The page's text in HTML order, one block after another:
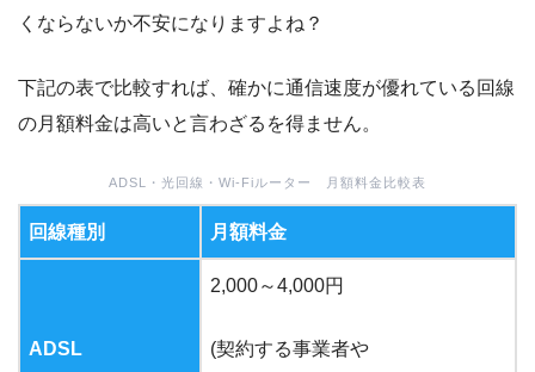
くならないか不安になりますよね？
下記の表で比較すれば、確かに通信速度が優れている回線
の月額料金は高いと言わざるを得ません。
ADSL・光回線・Wi-Fiルーター 月額料金比較表
回線種別 月額料金
ADSL
2,000～4,000円
(契約する事業者や